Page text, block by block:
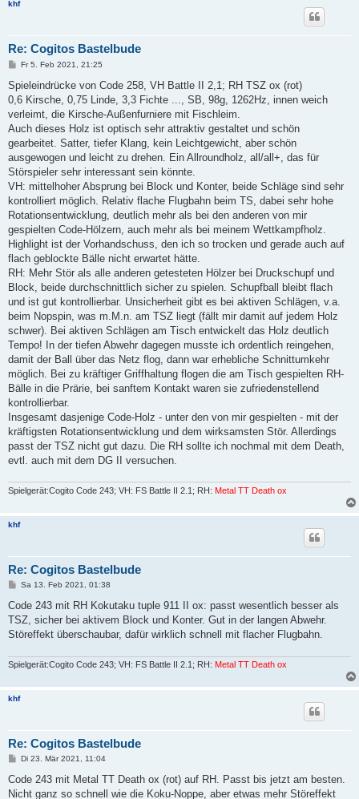
khf
Re: Cogitos Bastelbude
B
i
r
a
Fr 5. Feb 2021, 21:25
Spieleindrücke von Code 258, VH Battle II 2,1; RH TSZ ox (rot)
0,6 Kirsche, 0,75 Linde, 3,3 Fichte ..., SB, 98g, 1262Hz, innen weich
verleimt, die Kirsche-Außenfurniere mit Fischleim.
Auch dieses Holz ist optisch sehr attraktiv gestaltet und schön
gearbeitet. Satter, tiefer Klang, kein Leichtgewicht, aber schön
ausgewogen und leicht zu drehen. Ein Allroundholz, all/all+, das für
Störspieler sehr interessant sein könnte.
VH: mittelhoher Absprung bei Block und Konter, beide Schläge sind sehr
kontrolliert möglich. Relativ flache Flugbahn beim TS, dabei sehr hohe
Rotationsentwicklung, deutlich mehr als bei den anderen von mir
gespielten Code-Hölzern, auch mehr als bei meinem Wettkampfholz.
Highlight ist der Vorhandschuss, den ich so trocken und gerade auch auf
flach geblockte Bälle nicht erwartet hätte.
RH: Mehr Stör als alle anderen getesteten Hölzer bei Druckschupf und
Block, beide durchschnittlich sicher zu spielen. Schupfball bleibt flach
und ist gut kontrollierbar. Unsicherheit gibt es bei aktiven Schlägen, v.a.
beim Nopspin, was m.M.n. am TSZ liegt (fällt mir damit auf jedem Holz
schwer). Bei aktiven Schlägen am Tisch entwickelt das Holz deutlich
Tempo! In der tiefen Abwehr dagegen musste ich ordentlich reingehen,
damit der Ball über das Netz flog, dann war erhebliche Schnittumkehr
möglich. Bei zu kräftiger Griffhaltung flogen die am Tisch gespielten RH-
Bälle in die Prärie, bei sanftem Kontakt waren sie zufriedenstellend
kontrollierbar.
Insgesamt dasjenige Code-Holz - unter den von mir gespielten - mit der
kräftigsten Rotationsentwicklung und dem wirksamsten Stör. Allerdings
passt der TSZ nicht gut dazu. Die RH sollte ich nochmal mit dem Death,
evtl. auch mit dem DG II versuchen.
Spielgerät:Cogito Code 243; VH: FS Battle II 2.1; RH: Metal TT Death ox
khf
Re: Cogitos Bastelbude
B
i
r
a
Sa 13. Feb 2021, 01:38
Code 243 mit RH Kokutaku tuple 911 II ox: passt wesentlich besser als
TSZ, sicher bei aktivem Block und Konter. Gut in der langen Abwehr.
Störeffekt überschaubar, dafür wirklich schnell mit flacher Flugbahn.
Spielgerät:Cogito Code 243; VH: FS Battle II 2.1; RH: Metal TT Death ox
khf
Re: Cogitos Bastelbude
B
i
r
Di 23. Mär 2021, 11:04
Code 243 mit Metal TT Death ox (rot) auf RH. Passt bis jetzt am besten.
Nicht ganz so schnell wie die Koku-Noppe, aber etwas mehr Störeffekt